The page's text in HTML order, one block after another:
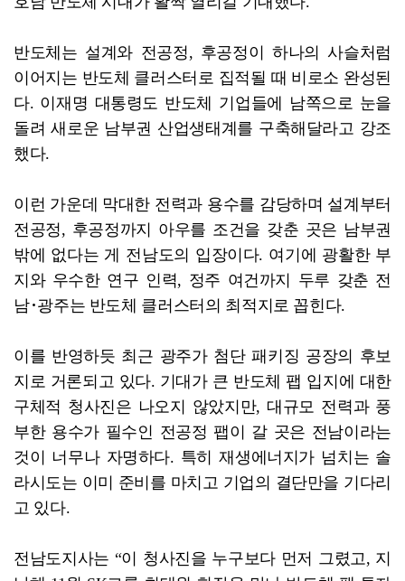
반도체는 설계와 전공정, 후공정이 하나의 사슬처럼
이어지는 반도체 클러스터로 집적될 때 비로소 완성된
다. 이재명 대통령도 반도체 기업들에 남쪽으로 눈을
돌려 새로운 남부권 산업생태계를 구축해달라고 강조
했다.
이런 가운데 막대한 전력과 용수를 감당하며 설계부터
전공정, 후공정까지 아우를 조건을 갖춘 곳은 남부권
밖에 없다는 게 전남도의 입장이다. 여기에 광활한 부
지와 우수한 연구 인력, 정주 여건까지 두루 갖춘 전
남･광주는 반도체 클러스터의 최적지로 꼽힌다.
이를 반영하듯 최근 광주가 첨단 패키징 공장의 후보
지로 거론되고 있다. 기대가 큰 반도체 팹 입지에 대한
구체적 청사진은 나오지 않았지만, 대규모 전력과 풍
부한 용수가 필수인 전공정 팹이 갈 곳은 전남이라는
것이 너무나 자명하다. 특히 재생에너지가 넘치는 솔
라시도는 이미 준비를 마치고 기업의 결단만을 기다리
고 있다.
전남도지사는 “이 청사진을 누구보다 먼저 그렸고, 지